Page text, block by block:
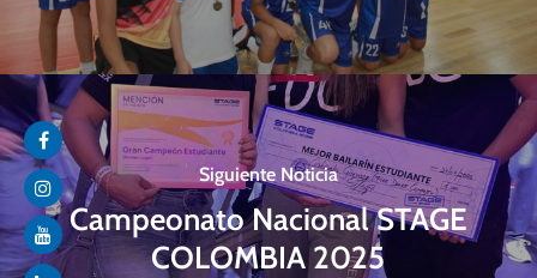
Siguiente Noticia
Campeonato Nacional STAGE
COLOMBIA 2025